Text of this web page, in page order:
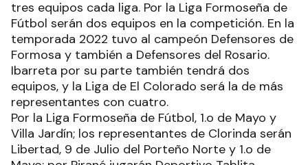
tres equipos cada liga. Por la Liga Formoseña de
Fútbol serán dos equipos en la competición. En la
temporada 2022 tuvo al campeón Defensores de
Formosa y también a Defensores del Rosario.
Ibarreta por su parte también tendrá dos
equipos, y la Liga de El Colorado será la de más
representantes con cuatro.
Por la Liga Formoseña de Fútbol, 1.o de Mayo y
Villa Jardín; los representantes de Clorinda serán
Libertad, 9 de Julio del Porteño Norte y 1.o de